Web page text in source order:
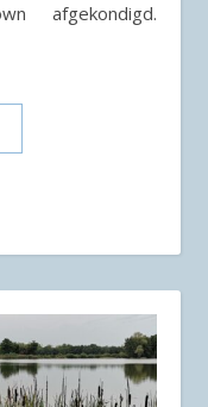
afgekondigd.